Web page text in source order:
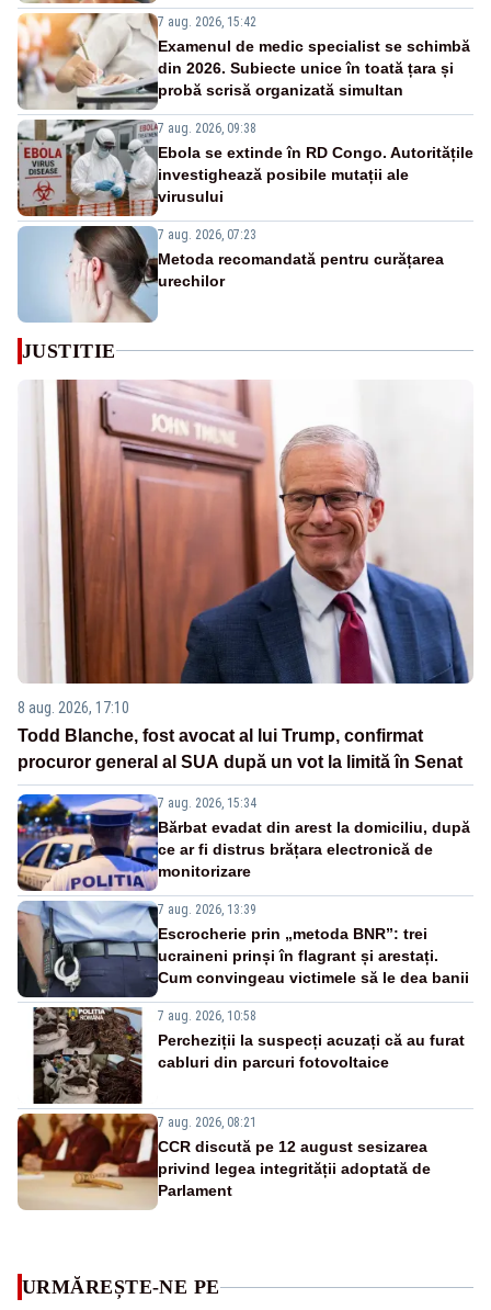
7 aug. 2026, 15:42
Examenul de medic specialist se schimbă
din 2026. Subiecte unice în toată țara și
probă scrisă organizată simultan
7 aug. 2026, 09:38
Ebola se extinde în RD Congo. Autoritățile
investighează posibile mutații ale
virusului
7 aug. 2026, 07:23
Metoda recomandată pentru curățarea
urechilor
JUSTITIE
8 aug. 2026, 17:10
Todd Blanche, fost avocat al lui Trump, confirmat
procuror general al SUA după un vot la limită în Senat
7 aug. 2026, 15:34
Bărbat evadat din arest la domiciliu, după
ce ar fi distrus brățara electronică de
monitorizare
7 aug. 2026, 13:39
Escrocherie prin „metoda BNR”: trei
ucraineni prinși în flagrant și arestați.
Cum convingeau victimele să le dea banii
7 aug. 2026, 10:58
Percheziții la suspecți acuzați că au furat
cabluri din parcuri fotovoltaice
7 aug. 2026, 08:21
CCR discută pe 12 august sesizarea
privind legea integrității adoptată de
Parlament
URMĂREȘTE-NE PE